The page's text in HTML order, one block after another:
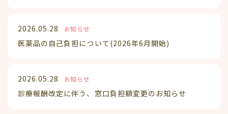
2026.05.28 お知らせ
医薬品の自己負担について(2026年6月開始)
2026.05.28 お知らせ
診療報酬改定に伴う、窓口負担額変更のお知らせ